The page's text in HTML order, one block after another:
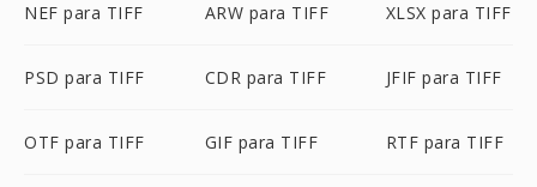
NEF para TIFF ARW para TIFF XLSX para TIFF
PSD para TIFF CDR para TIFF JFIF para TIFF
OTF para TIFF GIF para TIFF RTF para TIFF